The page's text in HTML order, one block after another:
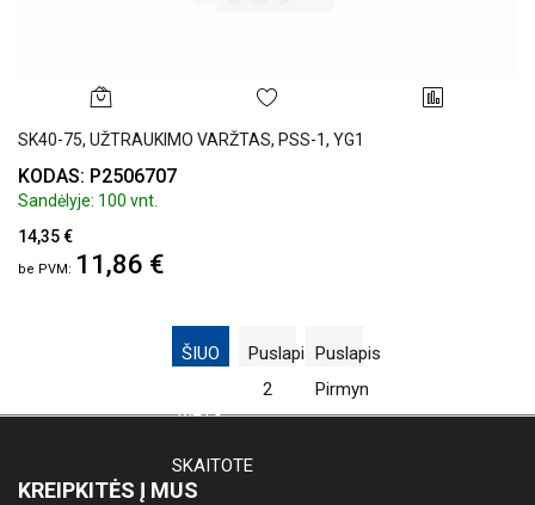
SK40-75, UŽTRAUKIMO VARŽTAS, PSS-1, YG1
KODAS: P2506707
Sandėlyje: 100 vnt.
14,35 €
11,86 €
ŠIUO
METU
SKAITOTE
Puslapis
2
Puslapis
Pirmyn
KREIPKITĖS Į MUS